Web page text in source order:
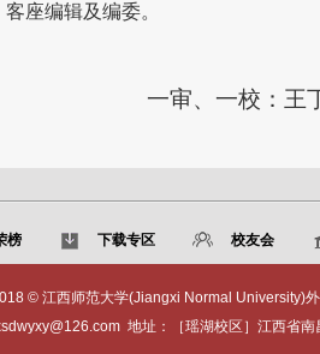
座编辑及编委。
一审、一校：王
榜 下载专区 校友会
© 江西师范大学(Jiangxi Normal University)
地址：［瑶湖校区］江西省